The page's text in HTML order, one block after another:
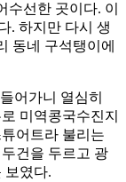
선한 곳이다. 이
. 하지만 다시 생
동네 구석탱이에
어가니 열심히
미역콩국수진지
어트라 불리는
건을 두르고 광
보였다.